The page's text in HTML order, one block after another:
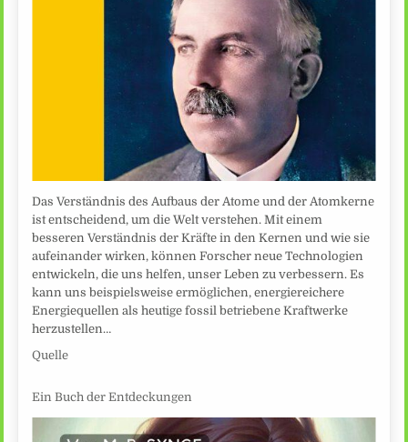
Das Verständnis des Aufbaus der Atome und der Atomkerne
ist entscheidend, um die Welt verstehen. Mit einem
besseren Verständnis der Kräfte in den Kernen und wie sie
aufeinander wirken, können Forscher neue Technologien
entwickeln, die uns helfen, unser Leben zu verbessern. Es
kann uns beispielsweise ermöglichen, energiereichere
Energiequellen als heutige fossil betriebene Kraftwerke
herzustellen…
Quelle
Ein Buch der Entdeckungen